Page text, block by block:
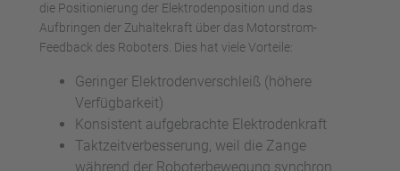
die Positionierung der Elektrodenposition und das
Aufbringen der Zuhaltekraft über das Motorstrom-
Feedback des Roboters. Dies hat viele Vorteile:
Geringer Elektrodenverschleiß (höhere
Verfügbarkeit)
Konsistent aufgebrachte Elektrodenkraft
Taktzeitverbesserung, weil die Zange
während der Roboterbewegung synchron